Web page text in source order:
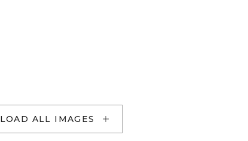
LOAD ALL IMAGES